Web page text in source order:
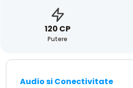
120 CP
Putere
Audio si Conectivitate